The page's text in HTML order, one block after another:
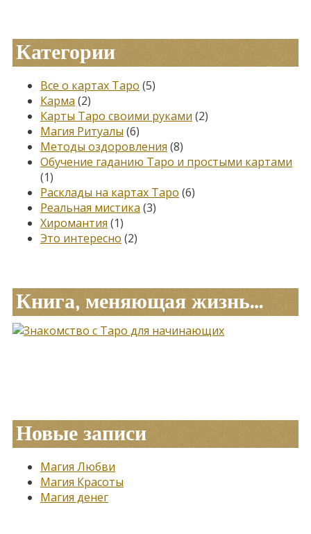
Категории
Все о картах Таро (5)
Карма (2)
Карты Таро своими руками (2)
Магия Ритуалы (6)
Методы оздоровления (8)
Обучение гаданию Таро и простыми картами
(1)
Расклады на картах Таро (6)
Реальная мистика (3)
Хиромантия (1)
Это интересно (2)
Книга, меняющая жизнь…
Новые записи
Магия Любви
Магия Красоты
Магия денег